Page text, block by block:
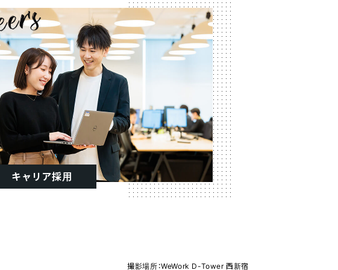
キャリア採用
撮影場所：WeWork D-Tower 西新宿